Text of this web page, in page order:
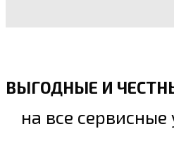
ВЫГОДНЫЕ И
на все сервисные